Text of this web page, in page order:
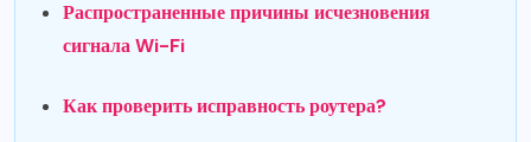
Распространенные причины исчезновения
сигнала Wi-Fi
Как проверить исправность роутера?